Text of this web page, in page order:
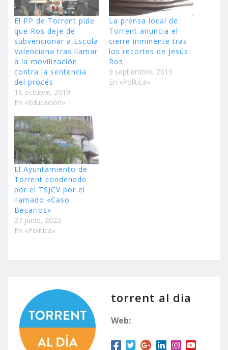
El PP de Torrent pide
que Ros deje de
subvencionar a Escola
Valenciana tras llamar
a la movilización
contra la sentencia
del procés
16 octubre, 2019
En «Educación»
La prensa local de
Torrent anuncia el
cierre inminente tras
los recortes de Jesús
Ros
9 septiembre, 2015
En «Política»
El Ayuntamiento de
Torrent condenado
por el TSJCV por el
llamado «Caso
Becarios»
27 junio, 2022
En «Política»
torrent al dia
Web: